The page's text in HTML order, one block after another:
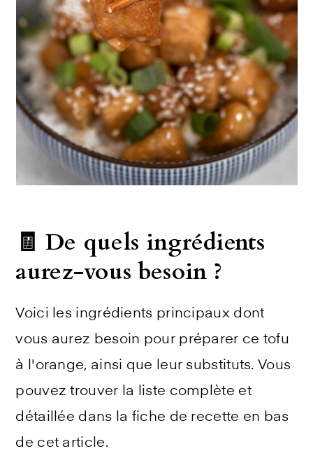
🧾 De quels ingrédients
aurez-vous besoin ?
Voici les ingrédients principaux dont
vous aurez besoin pour préparer ce tofu
à l'orange, ainsi que leur substituts. Vous
pouvez trouver la liste complète et
détaillée dans la fiche de recette en bas
de cet article.